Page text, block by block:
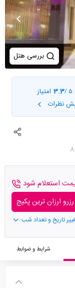
بررسی هتل
5 /
3.3 امتیاز
نظرات
استعلام شود
رزرو ارزان ترین پکیج
تاریخ و تعداد شب
شرایط و ضوابط